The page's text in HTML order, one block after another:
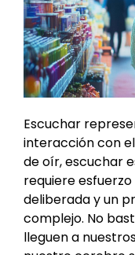
Escuchar
interacción con
de oír, escuchar
requiere
deliberada y un
complejo. No
lleguen a